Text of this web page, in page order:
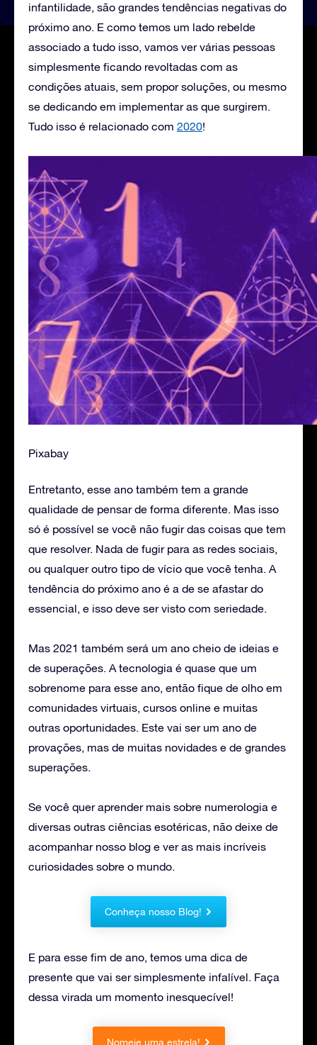
infantilidade, são grandes tendências negativas do
próximo ano. E como temos um lado rebelde
associado a tudo isso, vamos ver várias pessoas
simplesmente ficando revoltadas com as
condições atuais, sem propor soluções, ou mesmo
se dedicando em implementar as que surgirem.
Tudo isso é relacionado com 2020!
Pixabay
Entretanto, esse ano também tem a grande
qualidade de pensar de forma diferente. Mas isso
só é possível se você não fugir das coisas que tem
que resolver. Nada de fugir para as redes sociais,
ou qualquer outro tipo de vício que você tenha. A
tendência do próximo ano é a de se afastar do
essencial, e isso deve ser visto com seriedade.
Mas 2021 também será um ano cheio de ideias e
de superações. A tecnologia é quase que um
sobrenome para esse ano, então fique de olho em
comunidades virtuais, cursos online e muitas
outras oportunidades. Este vai ser um ano de
provações, mas de muitas novidades e de grandes
superações.
Se você quer aprender mais sobre numerologia e
diversas outras ciências esotéricas, não deixe de
acompanhar nosso blog e ver as mais incríveis
curiosidades sobre o mundo.
Conheça nosso Blog!
E para esse fim de ano, temos uma dica de
presente que vai ser simplesmente infalível. Faça
dessa virada um momento inesquecível!
Nomeie uma estrela!